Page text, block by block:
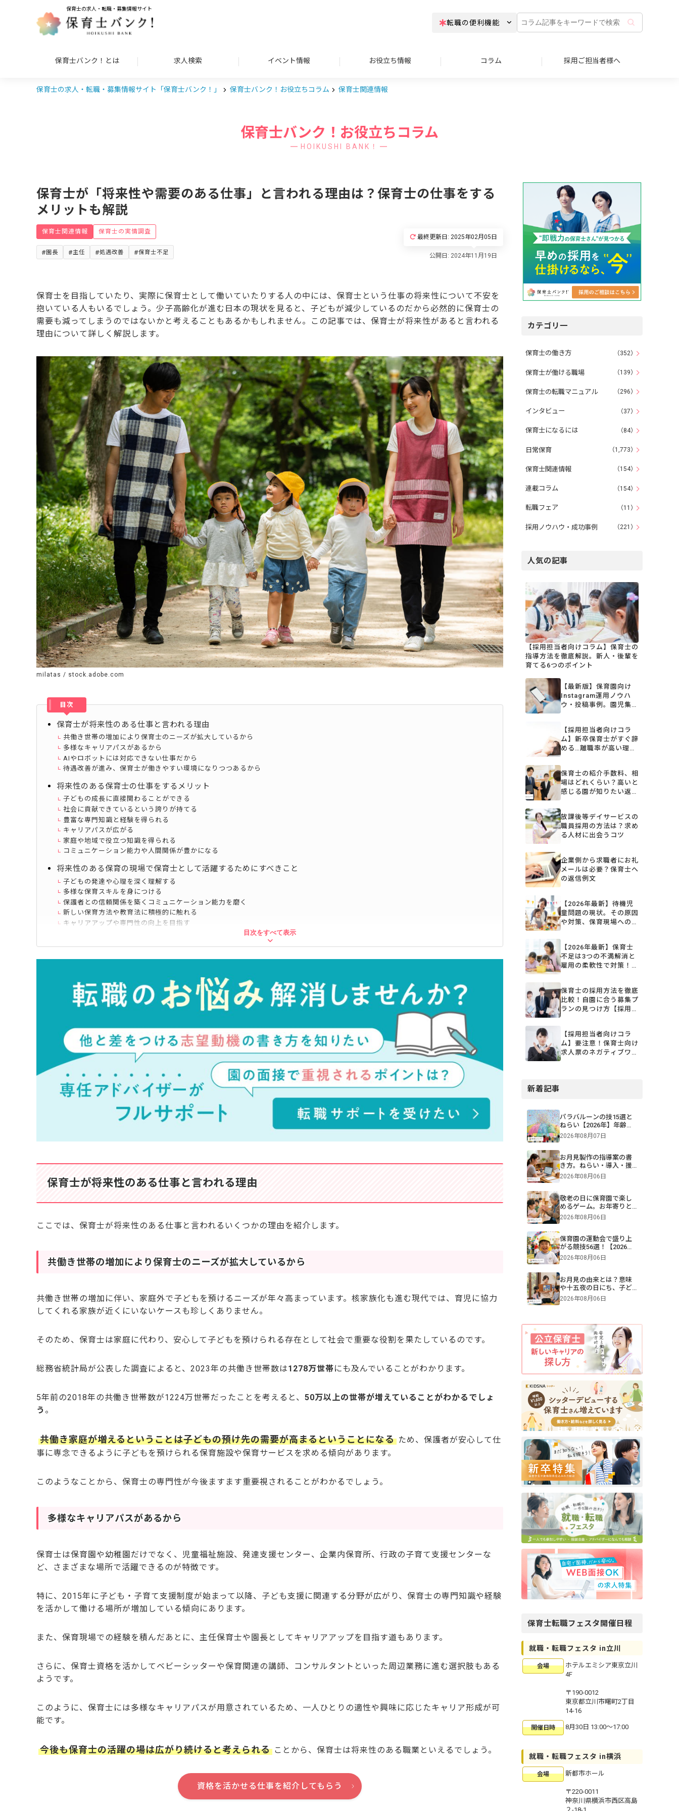
保育士の求人・転職・募集情報サイト
転職の便利機能
コ
ラ
ム
保育士バンク！とは 求人検索 イベント情報 お役立ち情報 コラム 採用ご担当者様へ
保育士の求人・転職・募集情報サイト「保育士バンク！」 保育士バンク！お役立ちコラム 保育士関連情報
保育士バンク！お役立ちコラム
HOIKUSHI BANK！
保育士が「将来性や需要のある仕事」と言われる理由は？保育士の仕事をする
メリットも解説
保育士関連情報 保育士の実情調査
園長 主任 処遇改善 保育士不足
最終更新日: 2025年02月05日
保育士を目指していたり、実際に保育士として働いていたりする人の中には、保育士という仕事の将来性について不安を
抱いている人もいるでしょう。少子高齢化が進む日本の現状を見ると、子どもが減少しているのだから必然的に保育士の
需要も減ってしまうのではないかと考えることもあるかもしれません。この記事では、保育士が将来性があると言われる
理由について詳しく解説します。
milatas / stock.adobe.com
目次
保育士が将来性のある仕事と言われる理由
共働き世帯の増加により保育士のニーズが拡大しているから
多様なキャリアパスがあるから
AIやロボットには対応できない仕事だから
待遇改善が進み、保育士が働きやすい環境になりつつあるから
将来性のある保育士の仕事をするメリット
子どもの成長に直接関わることができる
社会に貢献できているという誇りが持てる
豊富な専門知識と経験を得られる
キャリアパスが広がる
家庭や地域で役立つ知識を得られる
コミュニケーション能力や人間関係が豊かになる
将来性のある保育の現場で保育士として活躍するためにすべきこと
子どもの発達や心理を深く理解する
多様な保育スキルを身につける
保護者との信頼関係を築くコミュニケーション能力を磨く
新しい保育方法や教育法に積極的に触れる
キャリアアップや専門性の向上を目指す
目次をすべて表示
保育士が将来性のある仕事と言われる理由
ここでは、保育士が将来性のある仕事と言われるいくつかの理由を紹介します。
共働き世帯の増加により保育士のニーズが拡大しているから
共働き世帯の増加に伴い、家庭外で子どもを預けるニーズが年々高まっています。核家族化も進む現代では、育児に協力
してくれる家族が近くにいないケースも珍しくありません。
そのため、保育士は家庭に代わり、安心して子どもを預けられる存在として社会で重要な役割を果たしているのです。
総務省統計局が公表した調査によると、2023年の共働き世帯数は1278万世帯にも及んでいることがわかります。
5年前の2018年の共働き世帯数が1224万世帯だったことを考えると、 50万以上の世帯が増えていることがわかるでしょ
う 。
共働き家庭が増えるということは子どもの預け先の需要が高まるということになる ため、保護者が安心して仕
事に専念できるように子どもを預けられる保育施設や保育サービスを求める傾向があります。
このようなことから、保育士の専門性が今後ますます重要視されることがわかるでしょう。
多様なキャリアパスがあるから
保育士は保育園や幼稚園だけでなく、児童福祉施設、発達支援センター、企業内保育所、行政の子育て支援センターな
ど、さまざまな場所で活躍できるのが特徴です。
特に、2015年に子ども・子育て支援制度が始まって以降、子ども支援に関連する分野が広がり、保育士の専門知識や経験
を活かして働ける場所が増加している傾向にあります。
また、保育現場での経験を積んだあとに、主任保育士や園長としてキャリアアップを目指す道もあります。
さらに、保育士資格を活かしてベビーシッターや保育関連の講師、コンサルタントといった周辺業務に進む選択肢もある
ようです。
このように、保育士には多様なキャリアパスが用意されているため、一人ひとりの適性や興味に応じたキャリア形成が可
能です。
今後も保育士の活躍の場は広がり続けると考えられる ことから、保育士は将来性のある職業といえるでしょう。
資格を活かせる仕事を紹介してもらう
カテゴリ一
保育士の働き方 （352）
保育士が働ける職場 （139）
保育士の転職マニュアル （296）
インタビュー （37）
保育士になるには （84）
日常保育 （1,773）
保育士関連情報 （154）
連載コラム （154）
転職フェア （11）
採用ノウハウ・成功事例 （221）
人気の記事
【採用担当者向けコラム】保育士の
指導方法を徹底解説。新人・後輩を
育てる6つのポイント
【最新版】保育園向け
Instagram運用ノウハ
ウ・投稿事例。園児集客
【採用担当者向けコラ
ム】新卒保育士がすぐ辞
める…離職率が高い理由
保育士の紹介手数料、相
場はどれくらい？高いと
感じる園が知りたい返金
放課後等デイサービスの
職員採用の方法は？求め
る人材に出会うコツ
企業側から求職者にお礼
メールは必要？保育士へ
の返信例文
【2026年最新】待機児
童問題の現状。その原因
や対策、保育現場への影
【2026年最新】保育士
不足は3つの不満解消と
雇用の柔軟性で対策！現
保育士の採用方法を徹底
比較！自園に合う募集プ
ランの見つけ方【採用担
【採用担当者向けコラ
ム】要注意！保育士向け
求人票のネガティブワー
新着記事
パラバルーンの技15選と
ねらい【2026年】年齢・
難易度別一覧＆演目構成
も！画像付きで紹介
2026年08月07日
お月見製作の指導案の書
き方。ねらい・導入・援
助を年齢別に解説【保
2026年08月06日
敬老の日に保育園で楽し
めるゲーム。お年寄りと
交流できる遊びや伝承遊
びのアイデア
2026年08月06日
保育園の運動会で盛り上
がる競技56選！【2026年
版】0・1・2・3・4・5歳
2026年08月06日
お月見の由来とは？意味
や十五夜の日にち、子ど
もへの伝え方【2026年最
2026年08月06日
保育士転職フェスタ開催日程
就職・転職フェスタ in立川
会場
ホテルエミシア東京立川
4F
〒190-0012
東京都立川市曙町2丁目
14-16
開催日時 8月30日 13:00〜17:00
就職・転職フェスタ in横浜
会場 新都市ホール
〒220-0011
神奈川県横浜市西区高島